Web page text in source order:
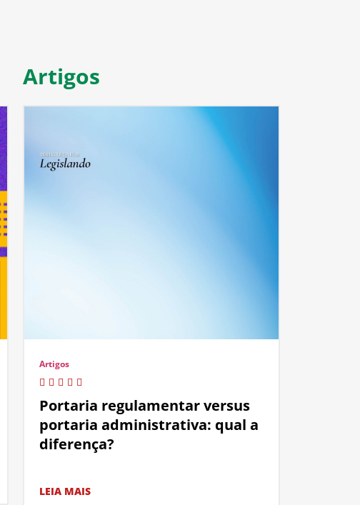
Artigos
Artigos
Portaria regulamentar versus
portaria administrativa: qual a
diferença?
LEIA MAIS